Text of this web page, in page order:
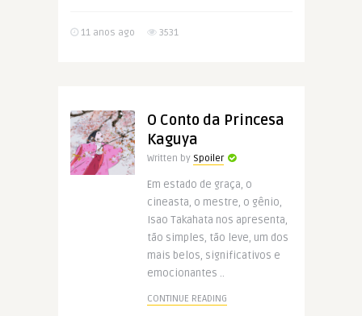
11 anos ago 3531
O Conto da Princesa
Kaguya
Written by Spoiler
Em estado de graça, o
cineasta, o mestre, o gênio,
Isao Takahata nos apresenta,
tão simples, tão leve, um dos
mais belos, significativos e
emocionantes ..
CONTINUE READING